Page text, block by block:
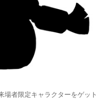
場者限定キャラクターをゲット